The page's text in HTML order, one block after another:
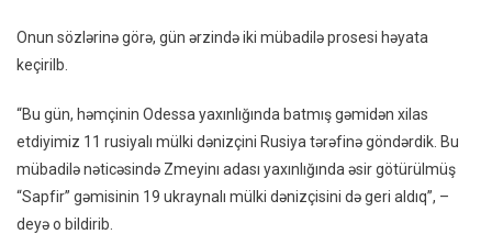
Onun sözlərinə görə, gün ərzində iki mübadilə prosesi həyata
keçirilb.
“Bu gün, həmçinin Odessa yaxınlığında batmış gəmidən xilas
etdiyimiz 11 rusiyalı mülki dənizçini Rusiya tərəfinə göndərdik. Bu
mübadilə nəticəsində Zmeyinı adası yaxınlığında əsir götürülmüş
“Sapfir” gəmisinin 19 ukraynalı mülki dənizçisini də geri aldıq”, –
deyə o bildirib.